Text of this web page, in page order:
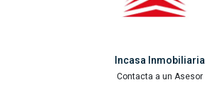
Incasa Inmobiliaria
Contacta a un Asesor